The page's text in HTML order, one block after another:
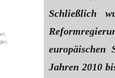
Schließlich
Jahren 2010